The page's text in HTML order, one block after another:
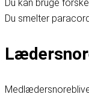
Du kan bruge
Du smelter
Medlædersnore